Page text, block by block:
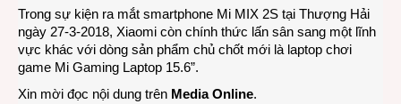
Trong sự kiện ra mắt smartphone Mi MIX 2S tại Thượng Hải
ngày 27-3-2018, Xiaomi còn chính thức lấn sân sang một lĩnh
vực khác với dòng sản phẩm chủ chốt mới là laptop chơi
game Mi Gaming Laptop 15.6”.
Xin mời đọc nội dung trên Media Online.